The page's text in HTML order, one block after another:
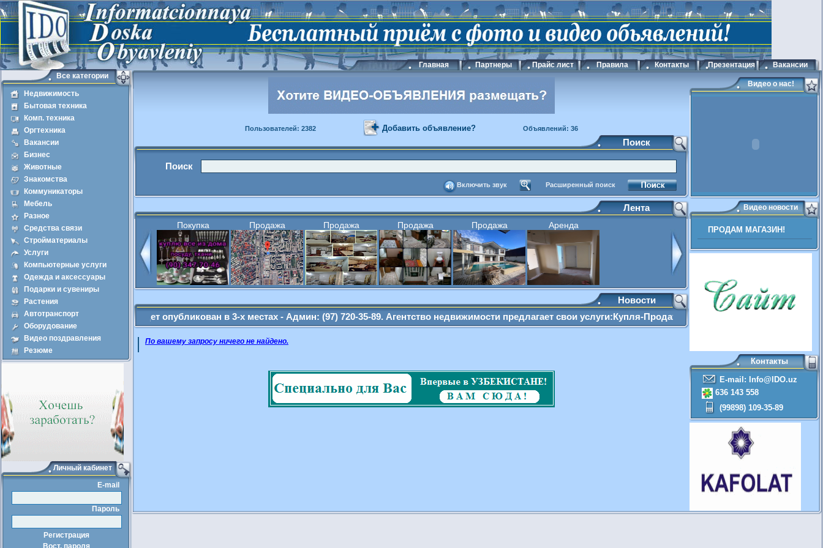
Вакансии
Презентация
Контакты
Правила
Прайс лист
Партнеры
Главная
Пользователей: 2382 Добавить объявление? Объявлений: 36
Поиск
Поиск
Расширенный поиск
Включить звук
Лента
Покупка Продажа Продажа Продажа Продажа Аренда
Покупка Продажа
Новости
Вами объявление будет опубликован в 3-х местах - Админ: (97) 720-35-89. Агентство недвижимости предлагает свои услуги:Купля-Продажа,Сбор документов,
По вашему запросу ничего не найдено.
Видео о нас!
Видео новости
ПРОДАМ МАГАЗИН!
Контакты
E-mail: Info@IDO.uz
636 143 558
(99898) 109-35-89
Все категории
Недвижимость
Бытовая техника
Комп. техника
Оргтехника
Вакансии
Бизнес
Животные
Знакомства
Коммуникаторы
Мебель
Разное
Средства связи
Стройматериалы
Услуги
Компьютерные услуги
Одежда и аксессуары
Подарки и сувениры
Растения
Автотранспорт
Оборудование
Видео поздравления
Резюме
Личный кабинет
E-mail
Пароль
Регистрация
Вост. пароля